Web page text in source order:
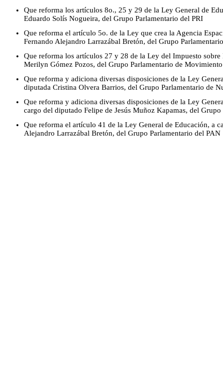
Que reforma los artículos 8o., 25 y 29 de la Ley General de
Eduardo Solís Nogueira, del Grupo Parlamentario del PRI
Que reforma el artículo 5o. de la Ley que crea la Agencia
Fernando Alejandro Larrazábal Bretón, del Grupo
Que reforma los artículos 27 y 28 de la Ley del Impuesto sobre
Merilyn Gómez Pozos, del Grupo Parlamentario de
Que reforma y adiciona diversas disposiciones de la Ley
diputada Cristina Olvera Barrios, del Grupo Parlamentario de
Que reforma y adiciona diversas disposiciones de la Ley
cargo del diputado Felipe de Jesús Muñoz Kapamas, del
Que reforma el artículo 41 de la Ley General de Educación, a
Alejandro Larrazábal Bretón, del Grupo Parlamentario del PAN